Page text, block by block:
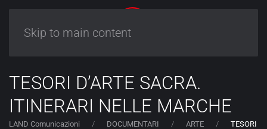
Skip to main content
TESORI D’ARTE SACRA.
ITINERARI NELLE MARCHE
LAND Comunicazioni DOCUMENTARI ARTE
TESORI